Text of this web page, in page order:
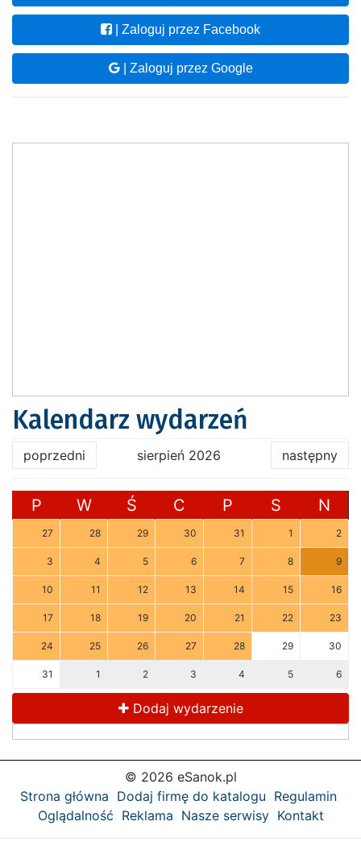
| Zaloguj przez Facebook
| Zaloguj przez Google
Kalendarz wydarzeń
poprzedni sierpień 2026 następny
P W Ś C P S N
27 28 29 30 31 1 2
3 4 5 6 7 8 9
10 11 12 13 14 15 16
17 18 19 20 21 22 23
24 25 26 27 28 29 30
31 1 2 3 4 5 6
Dodaj wydarzenie
© 2026 eSanok.pl
Strona główna Dodaj firmę do katalogu Regulamin
Oglądalność Reklama Nasze serwisy Kontakt